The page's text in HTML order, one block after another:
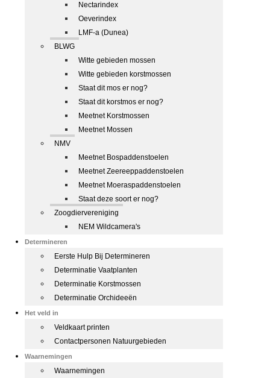
Nectarindex
Oeverindex
LMF-a (Dunea)
BLWG
Witte gebieden mossen
Witte gebieden korstmossen
Staat dit mos er nog?
Staat dit korstmos er nog?
Meetnet Korstmossen
Meetnet Mossen
NMV
Meetnet Bospaddenstoelen
Meetnet Zeereeppaddenstoelen
Meetnet Moeraspaddenstoelen
Staat deze soort er nog?
Zoogdiervereniging
NEM Wildcamera's
Determineren
Eerste Hulp Bij Determineren
Determinatie Vaatplanten
Determinatie Korstmossen
Determinatie Orchideeën
Het veld in
Veldkaart printen
Contactpersonen Natuurgebieden
Waarnemingen
Waarnemingen